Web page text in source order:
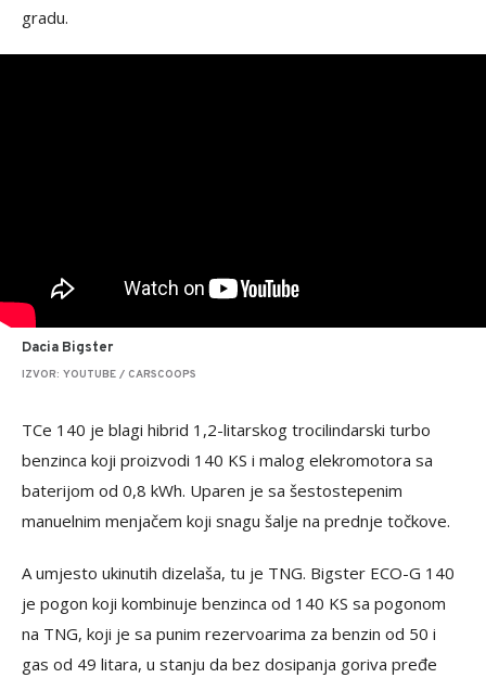
gradu.
Dacia Bigster
IZVOR: YOUTUBE / CARSCOOPS
TCe 140 je blagi hibrid 1,2-litarskog trocilindarski turbo
benzinca koji proizvodi 140 KS i malog elekromotora sa
baterijom od 0,8 kWh. Uparen je sa šestostepenim
manuelnim menjačem koji snagu šalje na prednje točkove.
A umjesto ukinutih dizelaša, tu je TNG. Bigster ECO-G 140
je pogon koji kombinuje benzinca od 140 KS sa pogonom
na TNG, koji je sa punim rezervoarima za benzin od 50 i
gas od 49 litara, u stanju da bez dosipanja goriva pređe